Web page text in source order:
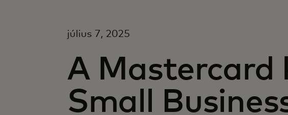
július 7, 2025
A Mastercard
Small